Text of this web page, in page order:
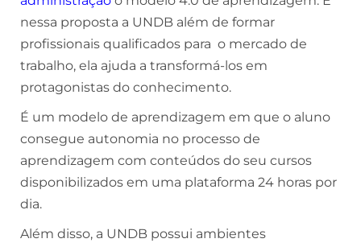
nessa proposta a UNDB além de formar
profissionais qualificados para o mercado de
trabalho, ela ajuda a transformá-los em
protagonistas do conhecimento.
É um modelo de aprendizagem em que o aluno
consegue autonomia no processo de
aprendizagem com conteúdos do seu cursos
disponibilizados em uma plataforma 24 horas por
dia.
Além disso, a UNDB possui ambientes